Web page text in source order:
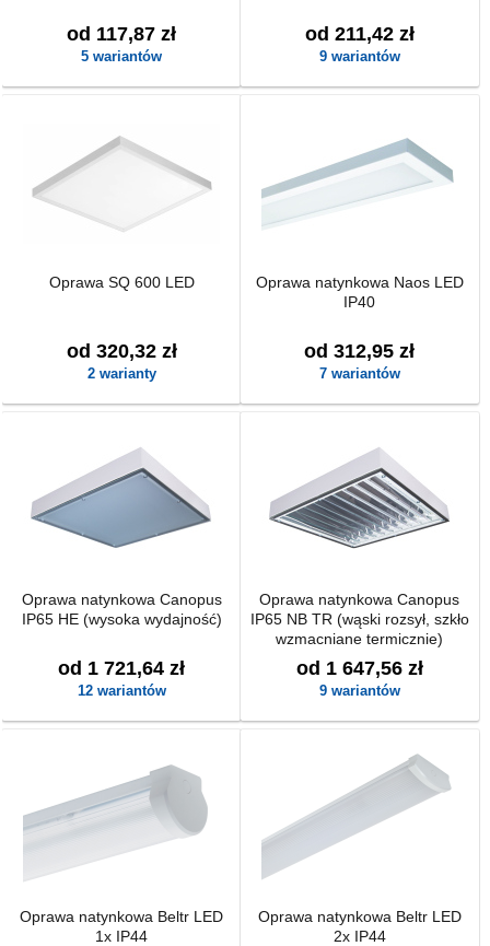
od 117,87 zł
5 wariantów
od 211,42 zł
9 wariantów
Oprawa SQ 600 LED
od 320,32 zł
2 warianty
Oprawa natynkowa Naos LED
IP40
od 312,95 zł
7 wariantów
Oprawa natynkowa Canopus
IP65 HE (wysoka wydajność)
od 1 721,64 zł
12 wariantów
Oprawa natynkowa Canopus
IP65 NB TR (wąski rozsył, szkło
wzmacniane termicznie)
od 1 647,56 zł
9 wariantów
Oprawa natynkowa Beltr LED
1x IP44
Oprawa natynkowa Beltr LED
2x IP44